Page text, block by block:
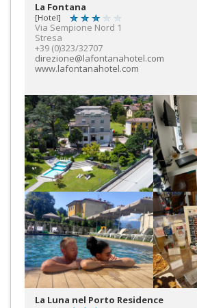
La Fontana
[Hotel]
Via Sempione Nord 1
Stresa
+39 (0)323/32707
direzione@lafontanahotel.com
www.lafontanahotel.com
La Luna nel Porto Residence